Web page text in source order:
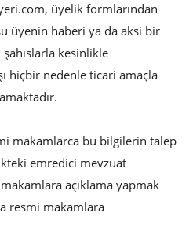
üyelik formlarından
üyenin haberi ya da aksi bir
şahıslarla kesinlikle
hiçbir nedenle ticari amaçla
makamlarca bu bilgilerin talep
emredici mevzuat
açıklama yapmak
resmi makamlara